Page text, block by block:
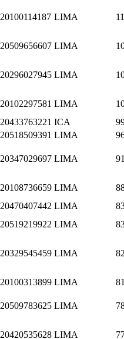
20100114187 LIMA
20509656607 LIMA
20296027945 LIMA
20102297581 LIMA
20433763221 ICA
20518509391 LIMA
20347029697 LIMA
20108736659 LIMA
20470407442 LIMA
20519219922 LIMA
20329545459 LIMA
20100313899 LIMA
20509783625 LIMA
20420535628 LIMA